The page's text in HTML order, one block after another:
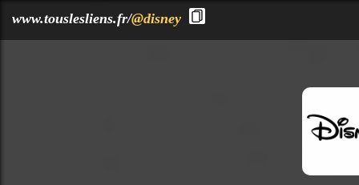
www.touslesliens.fr/@disney